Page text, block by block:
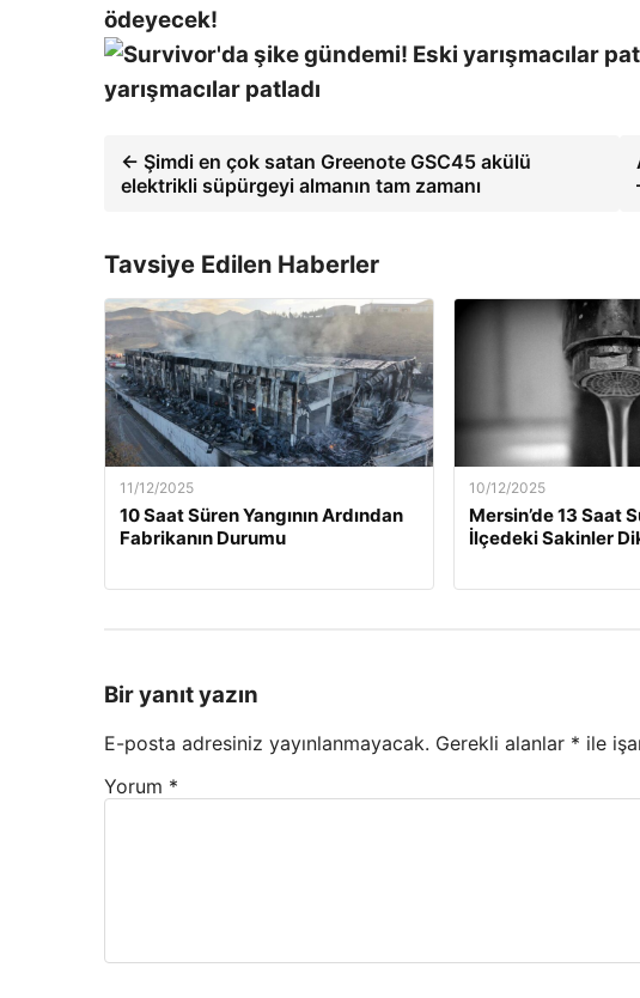
ödeyecek!
yarışmacılar patladı
← Şimdi en çok satan Greenote GSC45 akülü
elektrikli süpürgeyi almanın tam zamanı
Tavsiye Edilen Haberler
11/12/2025
10 Saat Süren Yangının Ardından
Fabrikanın Durumu
10/12/2025
Mersin’de 13 Saat
İlçedeki Sakinler
Bir yanıt yazın
E-posta adresiniz yayınlanmayacak. Gerekli alanlar * ile
Yorum *